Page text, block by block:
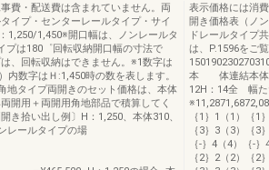
費・配送費は含まれていません。両
イプ・センターレールタイプ・サイ
1,250/1,450※開口幅は、ノンレールタ
プは180゜回転収納開口幅の寸法で
、回転収納はできません。※1数字は
数字はＨ:1,450時の数を表します。
地タイプ両開きのセット価格は、本体
開用＋両開用角地部品で積算してく
き拾い出し例〕H：1,250、本体310、
レールタイプの場
＋
＋
表示価格には消
開き価格表（ノ
ドレールタイプ
は、P.1596をご
本 体連結本体
12H：14全 幅た
｛1｝1（1）｛1
｛3｝3（3）｛3
｛-｝4（4）｛-
｛2｝2（2）｛2